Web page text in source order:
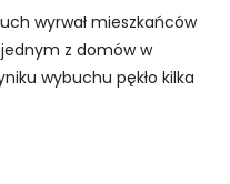
wyrwał mieszkańców
jednym z domów w
wybuchu pękło kilka